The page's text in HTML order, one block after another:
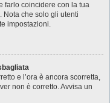
farlo coincidere con la tua
Nota che solo gli utenti
impostazioni.
e l’ora è ancora scorretta,
non è corretto. Avvisa un